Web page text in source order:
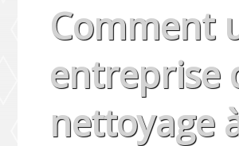
Comment
entreprise
nettoyage